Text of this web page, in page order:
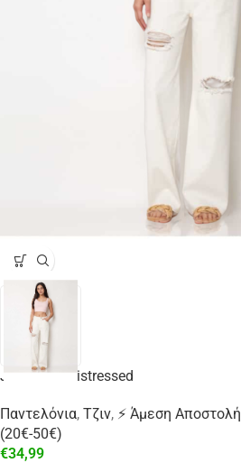
Jean wide distressed
Παντελόνια, Τζιν, ⚡ Άμεση Αποστολή
(20€-50€)
€34,99